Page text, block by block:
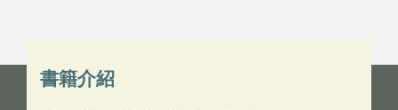
書籍介紹